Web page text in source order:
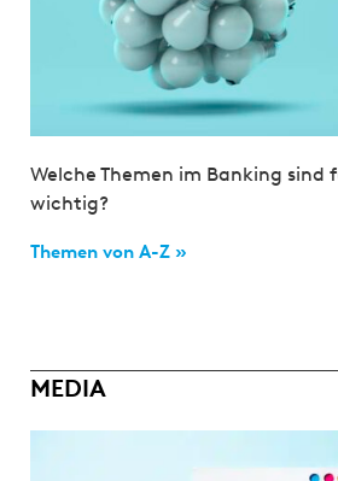
Welche Themen im Banking
wichtig?
Themen von A-Z »
MEDIA